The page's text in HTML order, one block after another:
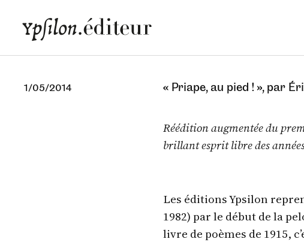
1/05/2014 « Priape, au pied ! », par
Réédition augmentée du
brillant esprit libre des
Les éditions Ypsilon
1982) par le début de la
livre de poèmes de 1915,